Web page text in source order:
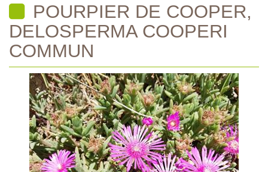
POURPIER DE COOPER,
DELOSPERMA COOPERI
COMMUN